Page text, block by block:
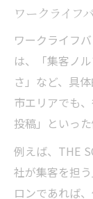
がい
マン
フバ
美
する
バズら
ハサミ一
み
美容
ワークライフ
ワークライフ
は、「集客ノ
さ」など、具
市エリアでも
投稿」といっ
例えば、THE
社が集客を担
ロンであれば